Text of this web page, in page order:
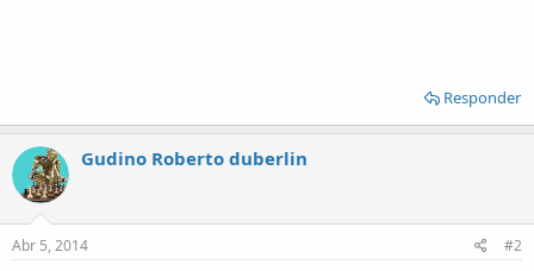
Responder
Gudino Roberto duberlin
Abr 5, 2014 #2